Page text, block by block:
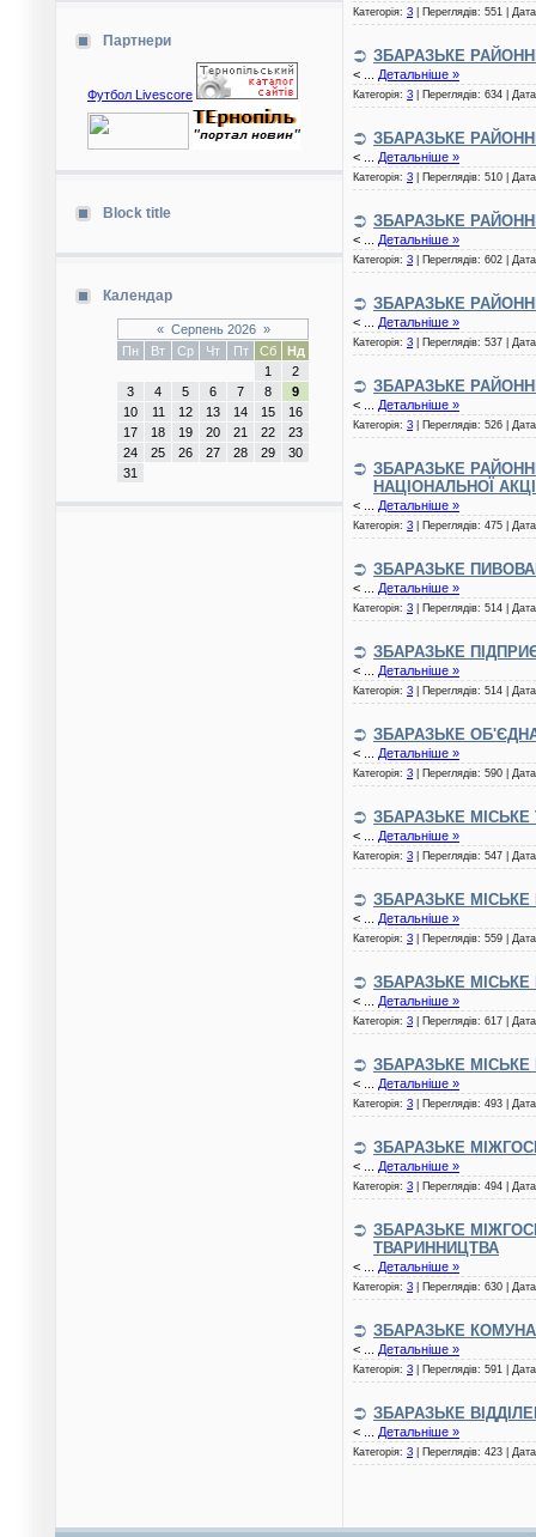
Партнери
Футбол Livescore
Block title
Календар
« Серпень 2026 »
Пн
Вт Ср Чт Пт Сб
Нд
1
2
3
4 5 6 7 8
9
10
11 12 13 14 15
16
17
18 19 20 21 22
23
24
25 26 27 28 29
30
31
Категорія: З | Переглядів: 551 |
ЗБАРАЗЬКЕ
< Детальніше »
Категорія: З | Переглядів: 634 |
ЗБАРАЗЬКЕ
< Детальніше »
Категорія: З | Переглядів: 510 |
ЗБАРАЗЬКЕ
< Детальніше »
Категорія: З | Переглядів: 602 |
ЗБАРАЗЬКЕ
< Детальніше »
Категорія: З | Переглядів: 537 |
ЗБАРАЗЬКЕ
< Детальніше »
Категорія: З | Переглядів: 526 |
ЗБАРАЗЬКЕ
НАЦІОНАЛЬНОЇ
< Детальніше »
Категорія: З | Переглядів: 475 |
ЗБАРАЗЬКЕ
< Детальніше »
Категорія: З | Переглядів: 514 |
ЗБАРАЗЬКЕ
< Детальніше »
Категорія: З | Переглядів: 514 |
ЗБАРАЗЬКЕ
< Детальніше »
Категорія: З | Переглядів: 590 |
ЗБАРАЗЬКЕ
< Детальніше »
Категорія: З | Переглядів: 547 |
ЗБАРАЗЬКЕ
< Детальніше »
Категорія: З | Переглядів: 559 |
ЗБАРАЗЬКЕ
< Детальніше »
Категорія: З | Переглядів: 617 |
ЗБАРАЗЬКЕ
< Детальніше »
Категорія: З | Переглядів: 493 |
ЗБАРАЗЬКЕ
< Детальніше »
Категорія: З | Переглядів: 494 |
ЗБАРАЗЬКЕ
ТВАРИННИЦТВА
< Детальніше »
Категорія: З | Переглядів: 630 |
ЗБАРАЗЬКЕ
< Детальніше »
Категорія: З | Переглядів: 591 |
ЗБАРАЗЬКЕ
< Детальніше »
Категорія: З | Переглядів: 423 |